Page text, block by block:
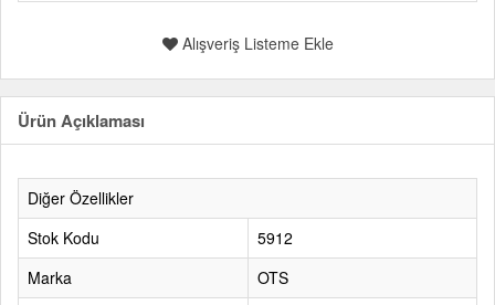
Alışveriş Listeme Ekle
Ürün Açıklaması
Diğer Özellikler
Stok Kodu
5912
Marka
OTS